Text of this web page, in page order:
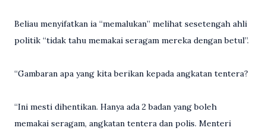
Beliau menyifatkan ia “memalukan” melihat sesetengah ahli
politik “tidak tahu memakai seragam mereka dengan betul”.
“Gambaran apa yang kita berikan kepada angkatan tentera?
“Ini mesti dihentikan. Hanya ada 2 badan yang boleh
memakai seragam, angkatan tentera dan polis. Menteri